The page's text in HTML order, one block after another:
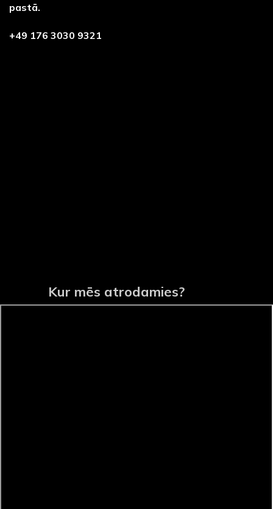
pastā.
+49 176 3030 9321
Kur mēs atrodamies?